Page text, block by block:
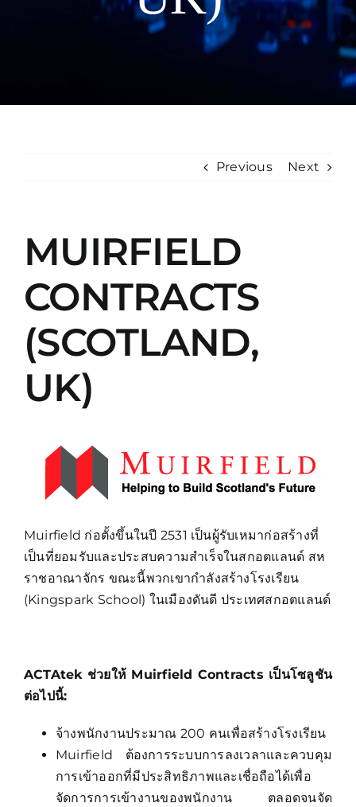
Previous Next
MUIRFIELD
CONTRACTS
(SCOTLAND,
UK)
Muirfield ก่อตั้งขึ้นในปี 2531 เป็นผู้รับเหมาก่อสร้างที่
เป็นที่ยอมรับและประสบความสำเร็จในสกอตแลนด์ สห
ราชอาณาจักร ขณะนี้พวกเขากำลังสร้างโรงเรียน
(Kingspark School) ในเมืองดันดี ประเทศสกอตแลนด์
ACTAtek ช่วยให้ Muirfield Contracts เป็นโซลูชัน
ต่อไปนี้:
จ้างพนักงานประมาณ 200 คนเพื่อสร้างโรงเรียน
Muirfield ต้องการระบบการลงเวลาและควบคุม
การเข้าออกที่มีประสิทธิภาพและเชื่อถือได้เพื่อ
จัดการการเข้างานของพนักงาน ตลอดจนจัด